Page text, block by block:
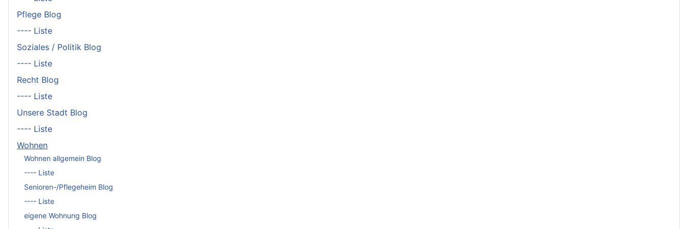
Pflege Blog
---- Liste
Soziales / Politik Blog
---- Liste
Recht Blog
---- Liste
Unsere Stadt Blog
---- Liste
Wohnen
Wohnen allgemein Blog
---- Liste
Senioren-/Pflegeheim Blog
---- Liste
eigene Wohnung Blog